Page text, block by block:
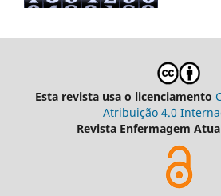
Esta revista usa o licenciamento
Atribuição 4.0
Revista Enfermagem